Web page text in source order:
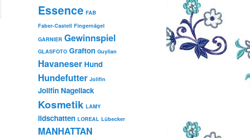
Essence FAB
Faber-Castell Fingernägel
GARNIER Gewinnspiel
GLASFOTO Grafton Guylian
Havaneser Hund
Hundefutter Jolifin
Jolifin Nagellack
Kosmetik LAMY
lidschatten LOREAL Lübecker
MANHATTAN